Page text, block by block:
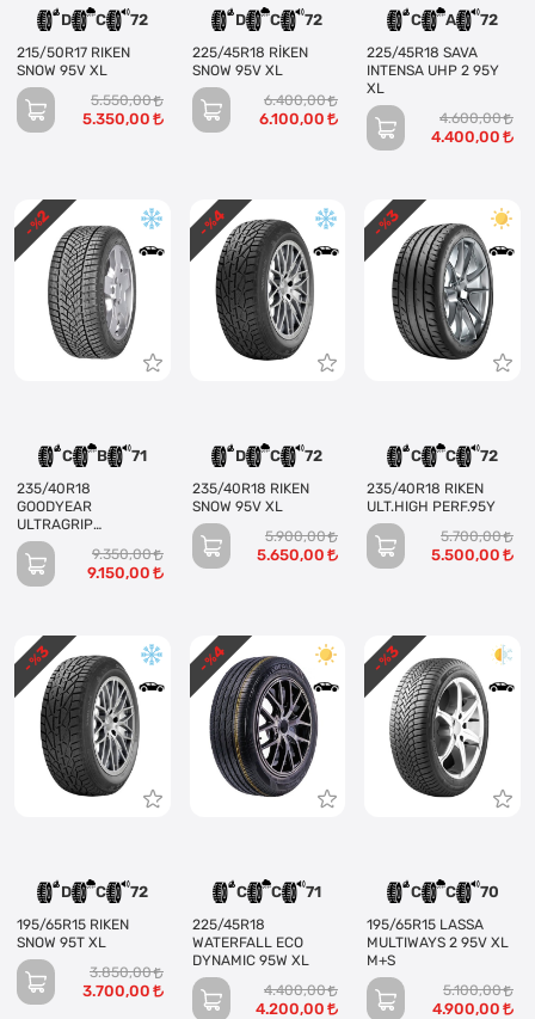
D C 72
215/50R17 RIKEN
SNOW 95V XL
5.550,00
5.350,00
D C 72
225/45R18 RİKEN
SNOW 95V XL
6.400,00
6.100,00
C A 72
225/45R18 SAVA
INTENSA UHP 2 95Y
XL
4.600,00
4.400,00
C B 71
235/40R18
GOODYEAR
ULTRAGRIP
9.350,00
9.150,00
- %
2
D C 72
235/40R18 RIKEN
SNOW 95V XL
5.900,00
5.650,00
- %
4
C C 72
235/40R18 RIKEN
ULT.HIGH PERF.95Y
5.700,00
5.500,00
- %
3
D C 72
195/65R15 RIKEN
SNOW 95T XL
3.850,00
3.700,00
- %
3
C C 71
225/45R18
WATERFALL ECO
DYNAMIC 95W XL
4.400,00
4.200,00
- %
4
C C 70
195/65R15 LASSA
MULTIWAYS 2 95V XL
M+S
5.100,00
4.900,00
- %
3